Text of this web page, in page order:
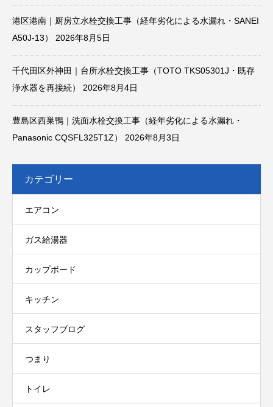
港区港南｜厨房立水栓交換工事（経年劣化による水漏れ・SANEI
A50J-13）
2026年8月5日
千代田区外神田｜台所水栓交換工事（TOTO TKS05301J・既存
浄水器を再接続）
2026年8月4日
豊島区西巣鴨｜洗面水栓交換工事（経年劣化による水漏れ・
Panasonic CQSFL325T1Z）
2026年8月3日
カテゴリー
エアコン
ガス給湯器
カップボード
キッチン
スタッフブログ
つまり
トイレ